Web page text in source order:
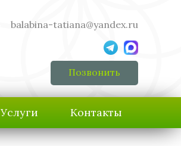
balabina-tatiana@yandex.ru
Позвонить
Услуги Контакты